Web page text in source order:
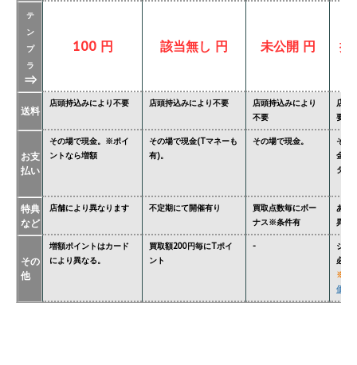
テ
ン
プ
ラ
⇒
100 円 該当無し 円 未公開 円 掲
送料
店頭持込みにより不要 店頭持込みにより不要
店頭持込みにより
不要
店頭
要
お支
払い
その場で現金。※ポイ
ントなら増額
その場で現金(Tマネーも
有)。
その場で現金。
その
金額
ター'
特典
など
店舗により異なります 不定期にて開催有り
買取点数毎にボー
ナス※条件有
あり
異な
その
他
増額ポイントはカード
により異なる。
買取額200円毎にTポイ
ント
-
ジョ
必要
※
価格